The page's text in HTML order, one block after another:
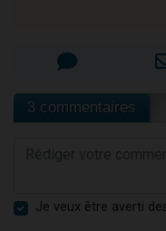
3 commentaires
Je veux être averti